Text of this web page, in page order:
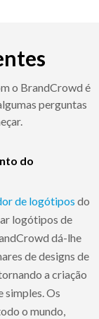
o BrandCrowd é
perguntas
do
de logótipos do
logótipos de
dá-lhe
de designs de
a criação
simples. Os
o mundo,